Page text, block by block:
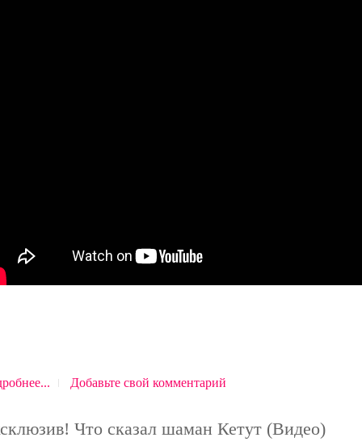
Добавьте свой комментарий
Что сказал шаман Кетут (Видео)